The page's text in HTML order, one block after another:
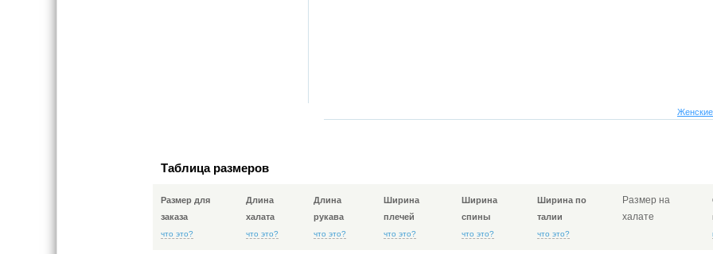
Таблица размеров
Размер для
заказа
что это?
Длина
халата
что это?
Длина
рукава
что это?
Ширина
плечей
что это?
Ширина
спины
что это?
Ширина по
талии
что это?
Размер на
халате